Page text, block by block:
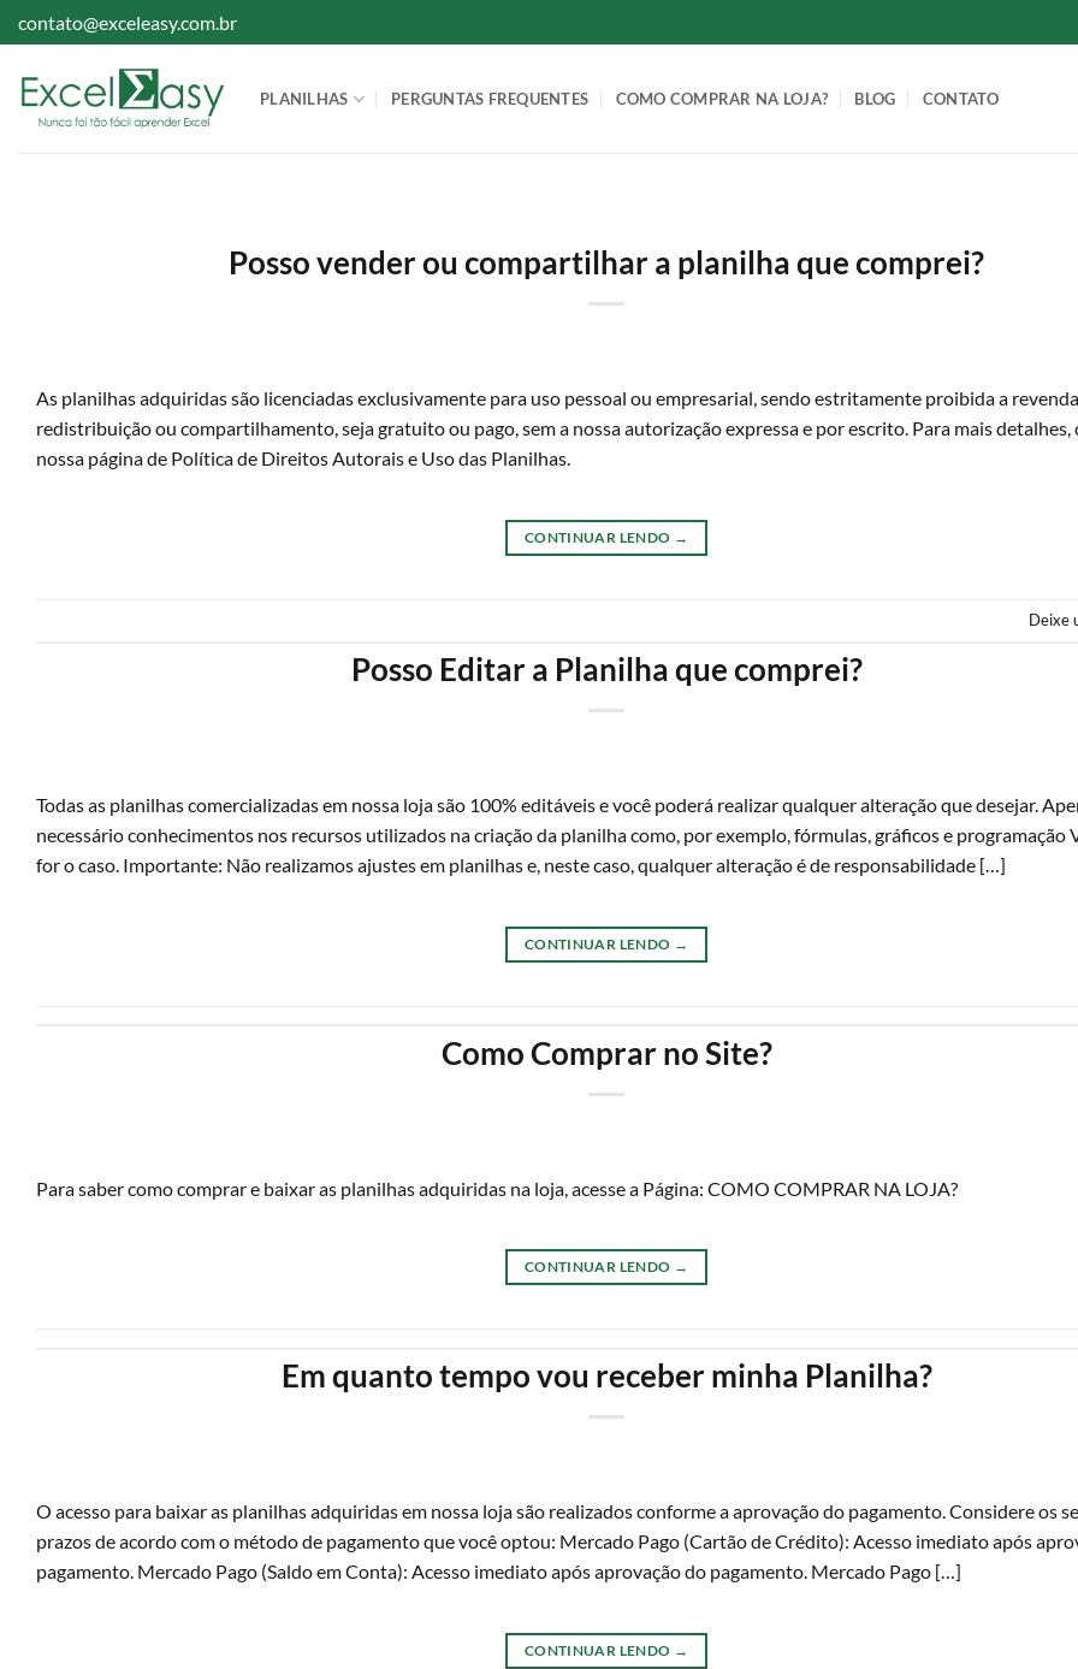
to
content
contato@exceleasy.com.br
PLANILHAS PERGUNTAS FREQUENTES COMO COMPRAR NA LOJA? BLOG CONTATO
Posso vender ou compartilhar a planilha que comprei?
As planilhas adquiridas são licenciadas exclusivamente para uso pessoal ou empresarial, sendo estritamente proibida a revenda,
redistribuição ou compartilhamento, seja gratuito ou pago, sem a nossa autorização expressa e por escrito. Para mais detalhes,
nossa página de Política de Direitos Autorais e Uso das Planilhas.
CONTINUAR LENDO →
Deixe
Posso Editar a Planilha que comprei?
Todas as planilhas comercializadas em nossa loja são 100% editáveis e você poderá realizar qualquer alteração que desejar.
necessário conhecimentos nos recursos utilizados na criação da planilha como, por exemplo, fórmulas, gráficos e programação
for o caso. Importante: Não realizamos ajustes em planilhas e, neste caso, qualquer alteração é de responsabilidade […]
CONTINUAR LENDO →
Como Comprar no Site?
Para saber como comprar e baixar as planilhas adquiridas na loja, acesse a Página: COMO COMPRAR NA LOJA?
CONTINUAR LENDO →
Em quanto tempo vou receber minha Planilha?
O acesso para baixar as planilhas adquiridas em nossa loja são realizados conforme a aprovação do pagamento. Considere os
prazos de acordo com o método de pagamento que você optou: Mercado Pago (Cartão de Crédito): Acesso imediato após
pagamento. Mercado Pago (Saldo em Conta): Acesso imediato após aprovação do pagamento. Mercado Pago […]
CONTINUAR LENDO →